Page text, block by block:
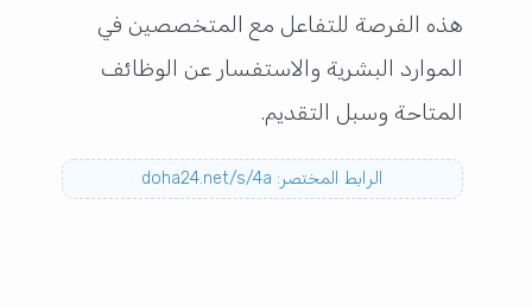
هذه الفرصة للتفاعل مع المتخصصين في
الموارد البشرية والاستفسار عن الوظائف
المتاحة وسبل التقديم.
الرابط المختصر: doha24.net/s/4a